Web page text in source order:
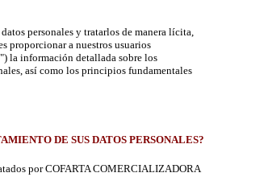
personales y tratarlos de manera lícita,
proporcionar a nuestros usuarios
la información detallada sobre los
así como los principios fundamentales
DE SUS DATOS PERSONALES?
por COFARTA COMERCIALIZADORA